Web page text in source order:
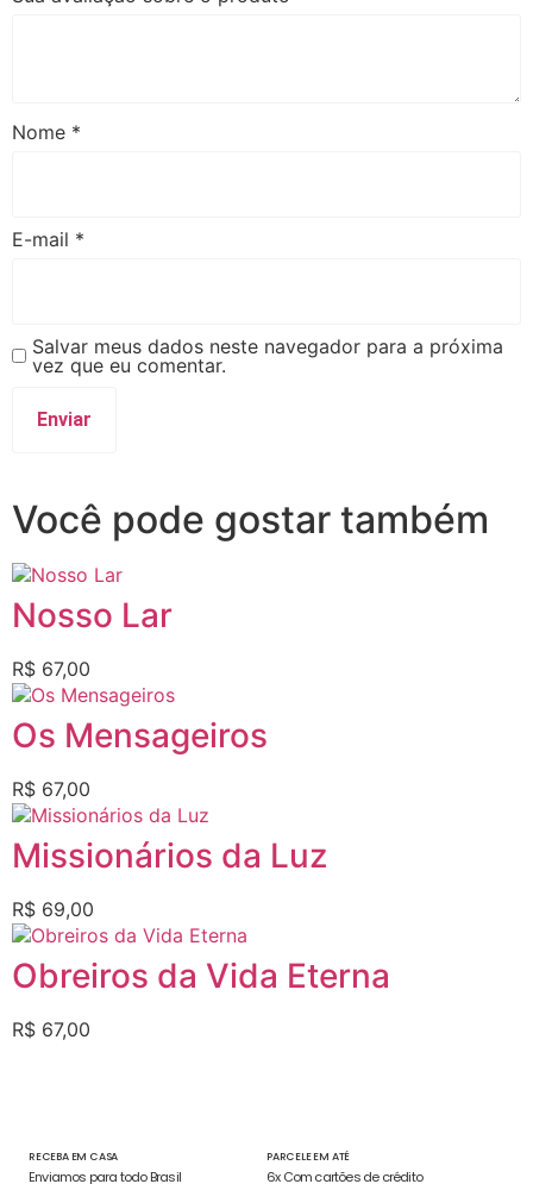
Nome *
E-mail *
Salvar meus dados neste navegador para a próxima
vez que eu comentar.
Você pode gostar também
Nosso Lar
R$ 67,00
Os Mensageiros
R$ 67,00
Missionários da Luz
R$ 69,00
Obreiros da Vida Eterna
R$ 67,00
RECEBA EM CASA
Enviamos para todo Brasil
PARCELE EM ATÉ
6x Com cartões de crédito